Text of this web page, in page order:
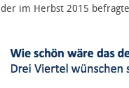
der im Herbst 2015